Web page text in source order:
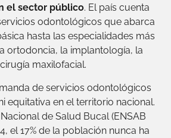
el sector público. El país cuenta
odontológicos que abarca
hasta las especialidades más
ortodoncia, la implantología, la
maxilofacial.
de servicios odontológicos
equitativa en el territorio nacional.
de Salud Bucal (ENSAB
el 17% de la población nunca ha